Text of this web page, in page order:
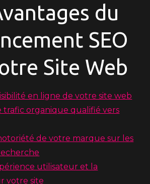
du
SEO
Site Web
en ligne de votre site web
organique qualifié vers
de votre marque sur les
utilisateur et la
votre site